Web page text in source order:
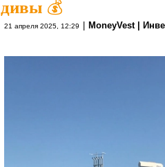
дивы 💰
21 апреля 2025, 12:29 MoneyVest |